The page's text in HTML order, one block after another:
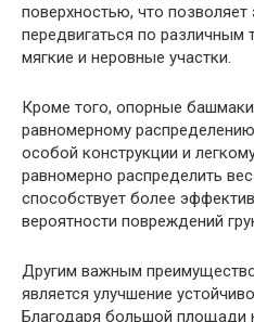
поверхностью, что позволяет
передвигаться по различным
мягкие и неровные участки.
Кроме того, опорные
равномерному
особой конструкции и
равномерно распределить
способствует более
вероятности повреждений
Другим важным
является улучшение
Благодаря большой площади